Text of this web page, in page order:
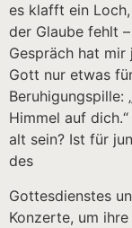
es klafft ein
der Glaube fehlt
Gespräch hat mir
Gott nur etwas
Beruhigungspille:
Himmel auf
alt sein? Ist für
des
Gottesdienstes
Konzerte, um